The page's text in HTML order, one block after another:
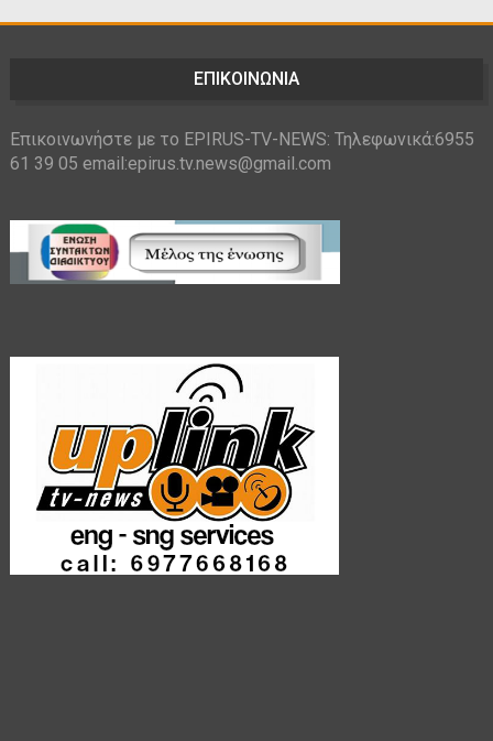
ΕΠΙΚΟΙΝΩΝΙΑ
Επικοινωνήστε με το EPIRUS-TV-NEWS: Τηλεφωνικά:6955
61 39 05 email:epirus.tv.news@gmail.com